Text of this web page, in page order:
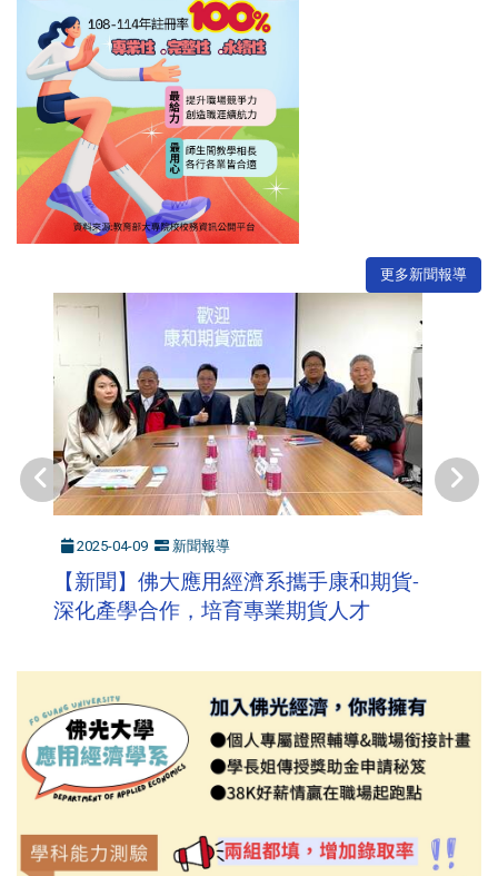
更多新聞報導
2025-04-09 新聞報導
【新聞】 佛大應用經濟系攜手康和期貨-
深化產學合作，培育專業期貨人才